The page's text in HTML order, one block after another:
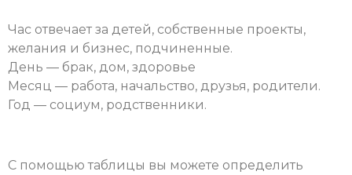
Час отвечает за детей, собственные проекты,
желания и бизнес, подчиненные.
День — брак, дом, здоровье
Месяц — работа, начальство, друзья, родители.
Год — социум, родственники.
С помощью таблицы вы можете определить